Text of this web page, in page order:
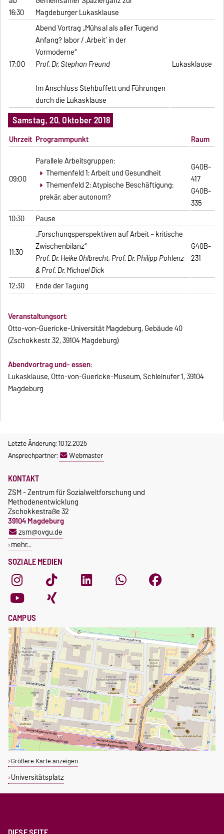
16:30
Magdeburger Lukasklause
17:00
Abend Vortrag „Mühsal als aller Tugend
Anfang? labor / ‚Arbeit‘ in der
Vormoderne“
Prof. Dr. Stephan Freund
Im Anschluss Stehbuffett und Führungen
durch die Lukasklause
Lukasklause
Samstag, 20. Oktober 2018
Uhrzeit Programmpunkt Raum
09:00
Parallele Arbeitsgruppen:
Themenfeld 1: Arbeit und Gesundheit
Themenfeld 2: Atypische Beschäftigung:
prekär, aber autonom?
G40B-
417
G40B-
335
10:30
Pause
11:30
„Forschungsperspektiven auf Arbeit – kritische
Zwischenbilanz“
Prof. Dr. Heike Ohlbrecht, Prof. Dr. Philipp Pohlenz
& Prof. Dr. Michael Dick
G40B-
231
12:30 Ende der Tagung
Veranstaltungsort:
Otto-von-Guericke-Universität Magdeburg, Gebäude 40
(Zschokkestr. 32, 39104 Magdeburg)
Abendvortrag und- essen:
Lukasklause, Otto-von-Guericke-Museum, Schleinufer 1, 39104
Magdeburg
Letzte Änderung: 10.12.2025
Ansprechpartner:
Webmaster
SOZIALE MEDIEN
KONTAKT
ZSM - Zentrum für Sozialweltforschung und
Methodenentwicklung
Zschokkestraße 32
39104 Magdeburg
zsm@ovgu.de
mehr…
CAMPUS
Größere Karte anzeigen
Universitätsplatz